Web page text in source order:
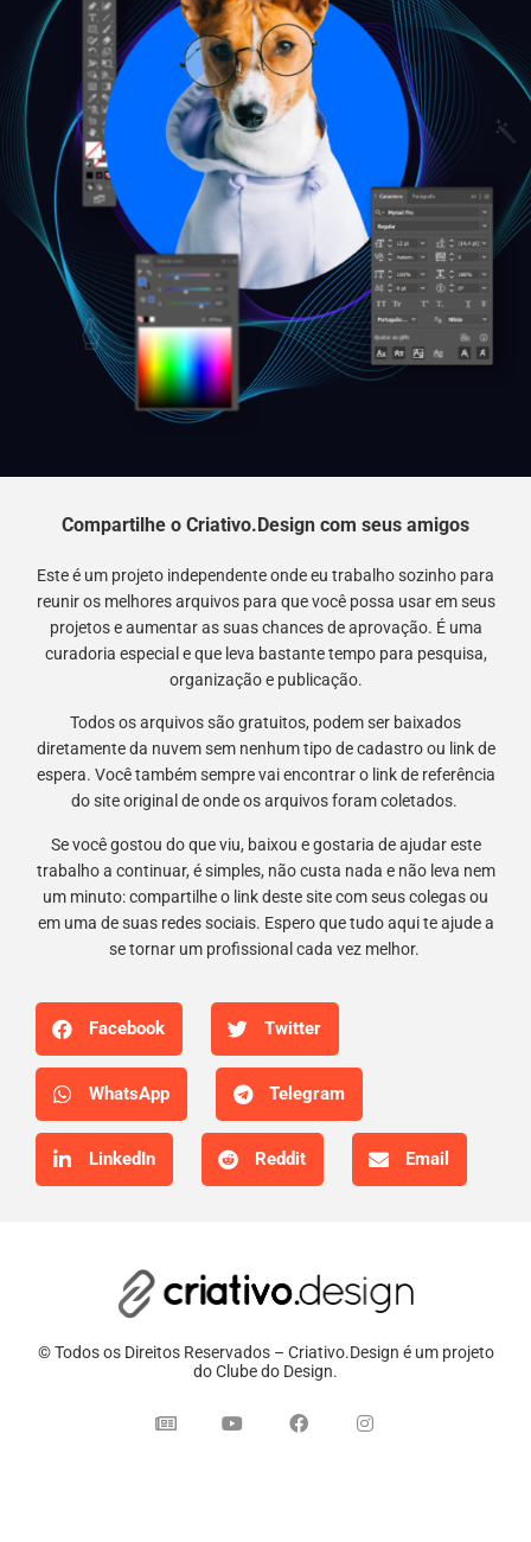
Compartilhe o Criativo.Design com seus amigos
Este é um projeto independente onde eu trabalho sozinho para
reunir os melhores arquivos para que você possa usar em seus
projetos e aumentar as suas chances de aprovação. É uma
curadoria especial e que leva bastante tempo para pesquisa,
organização e publicação.
Todos os arquivos são gratuitos, podem ser baixados
diretamente da nuvem sem nenhum tipo de cadastro ou link de
espera. Você também sempre vai encontrar o link de referência
do site original de onde os arquivos foram coletados.
Se você gostou do que viu, baixou e gostaria de ajudar este
trabalho a continuar, é simples, não custa nada e não leva nem
um minuto: compartilhe o link deste site com seus colegas ou
em uma de suas redes sociais. Espero que tudo aqui te ajude a
se tornar um profissional cada vez melhor.
Facebook Twitter
WhatsApp Telegram
LinkedIn Reddit Email
© Todos os Direitos Reservados – Criativo.Design é um projeto
do Clube do Design.